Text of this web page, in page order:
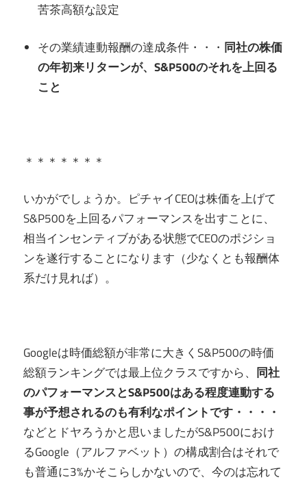
苦茶高額な設定
その業績連動報酬の達成条件・・・ 同社の株価
の年初来リターンが、S&P500のそれを上回る
こと
＊＊＊＊＊＊＊
いかがでしょうか。ピチャイCEOは株価を上げて
S&P500を上回るパフォーマンスを出すことに、
相当インセンティブがある状態でCEOのポジショ
ンを遂行することになります（少なくとも報酬体
系だけ見れば）。
Googleは時価総額が非常に大きくS&P500の時価
総額ランキングでは最上位クラスですから、 同社
のパフォーマンスとS&P500はある程度連動する
事が予想されるのも有利なポイントです・・・・
などとドヤろうかと思いましたがS&P500におけ
るGoogle（アルファベット）の構成割合はそれで
も普通に3%かそこらしかないので、今のは忘れて